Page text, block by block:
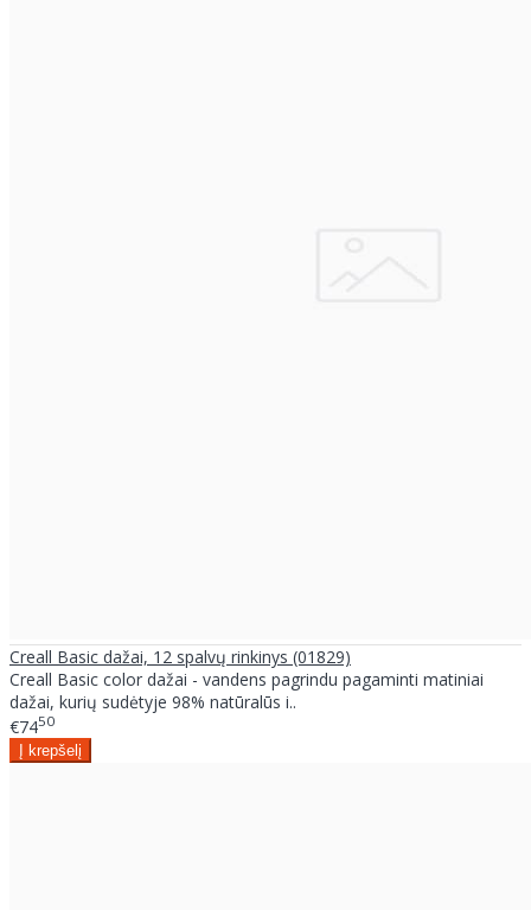
Creall Basic dažai, 12 spalvų rinkinys (01829)
Creall Basic color dažai - vandens pagrindu pagaminti matiniai
dažai, kurių sudėtyje 98% natūralūs i..
€7450